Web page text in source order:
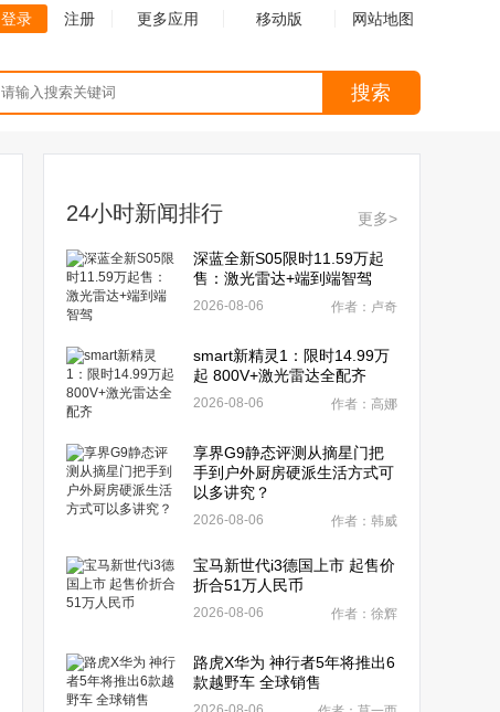
登录 注册 更多应用 移动版 网站地图
搜索
24小时新闻排行 更多>
深蓝全新S05限时11.59万起
售：激光雷达+端到端智驾
2026-08-06 作者：卢奇
smart新精灵1：限时14.99万
起 800V+激光雷达全配齐
2026-08-06 作者：高娜
享界G9静态评测从摘星门把
手到户外厨房硬派生活方式可
以多讲究？
2026-08-06 作者：韩威
宝马新世代i3德国上市 起售价
折合51万人民币
2026-08-06 作者：徐辉
路虎X华为 神行者5年将推出6
款越野车 全球销售